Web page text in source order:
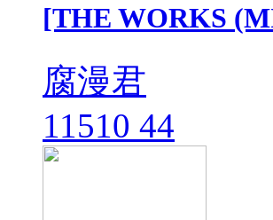
[THE WORKS
腐漫君
11510 44